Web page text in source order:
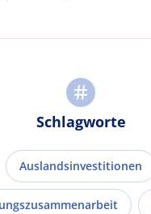
Schlagworte
Auslandsinvestitionen